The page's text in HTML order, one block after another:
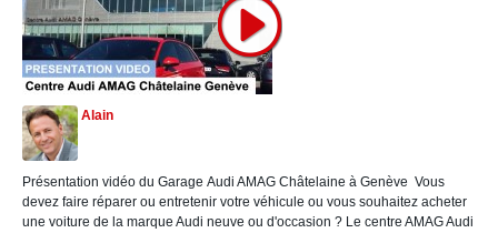
Alain
Présentation vidéo du Garage Audi AMAG Châtelaine à Genève Vous
devez faire réparer ou entretenir votre véhicule ou vous souhaitez acheter
une voiture de la marque Audi neuve ou d'occasion ? Le centre AMAG Audi